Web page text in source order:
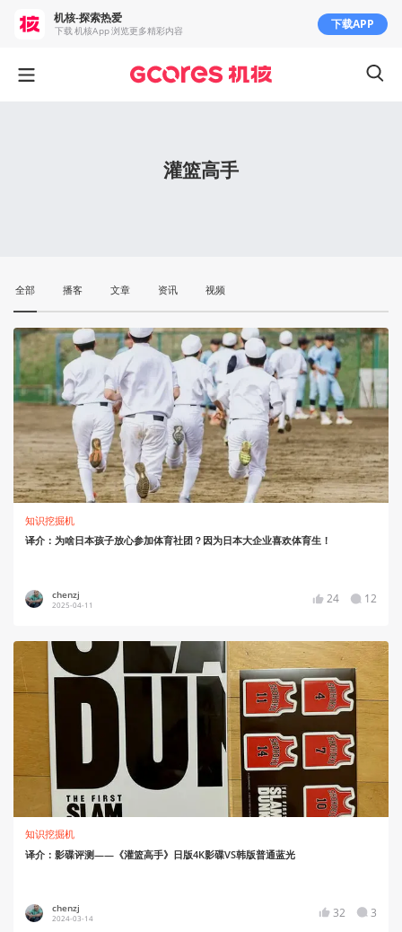
灌篮高手
全部 播客 文章 资讯 视频
知识挖掘机
译介：为啥日本孩子放心参加体育社团？因为日本大企业喜欢体育生！
chenzj
2025-04-11 24 12
知识挖掘机
译介：影碟评测——《灌篮高手》日版4K影碟VS韩版普通蓝光
chenzj
2024-03-14 32 3
机核-探索热爱
下载 机核App 浏览更多精彩内容 下载APP